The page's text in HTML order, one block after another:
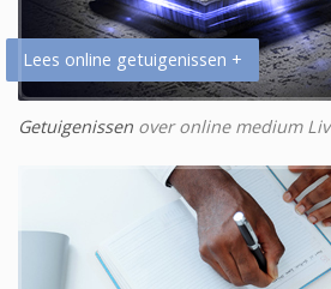
Lees online getuigenissen +
Getuigenissen over online medium Liv